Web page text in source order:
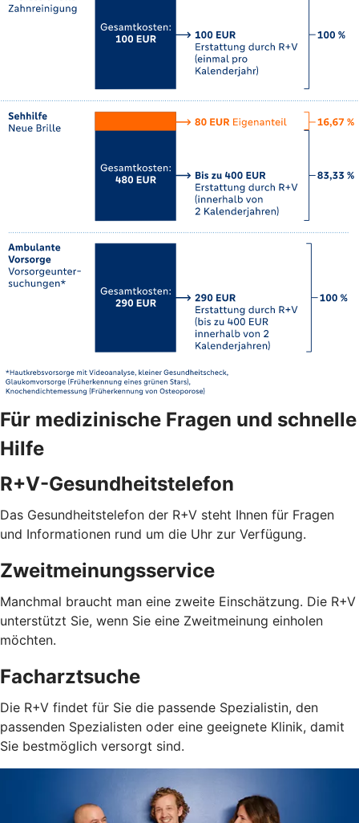
Für medizinische Fragen und schnelle
Hilfe
R+V-Gesundheitstelefon
Das Gesundheitstelefon der R+V steht Ihnen für Fragen
und Informationen rund um die Uhr zur Verfügung.
Zweitmeinungsservice
Manchmal braucht man eine zweite Einschätzung. Die R+V
unterstützt Sie, wenn Sie eine Zweitmeinung einholen
möchten.
Facharztsuche
Die R+V findet für Sie die passende Spezialistin, den
passenden Spezialisten oder eine geeignete Klinik, damit
Sie bestmöglich versorgt sind.